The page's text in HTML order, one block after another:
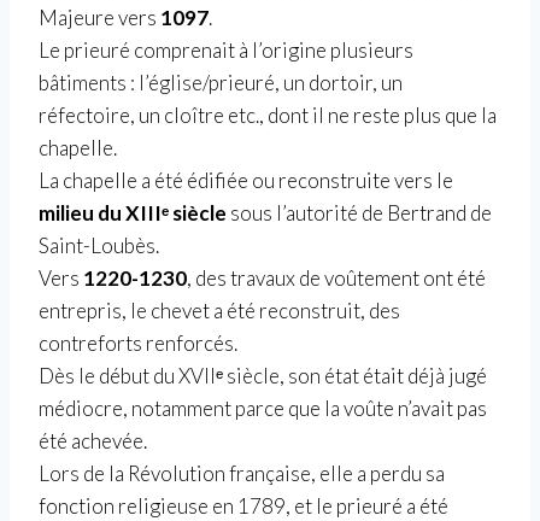
Majeure vers 1097.
Le prieuré comprenait à l’origine plusieurs
bâtiments : l’église/prieuré, un dortoir, un
réfectoire, un cloître etc., dont il ne reste plus que la
chapelle.
La chapelle a été édifiée ou reconstruite vers le
milieu du XIIIᵉ siècle sous l’autorité de Bertrand de
Saint-Loubès.
Vers 1220-1230, des travaux de voûtement ont été
entrepris, le chevet a été reconstruit, des
contreforts renforcés.
Dès le début du XVIIᵉ siècle, son état était déjà jugé
médiocre, notamment parce que la voûte n’avait pas
été achevée.
Lors de la Révolution française, elle a perdu sa
fonction religieuse en 1789, et le prieuré a été